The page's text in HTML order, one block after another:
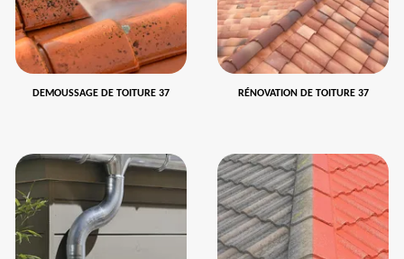
DEMOUSSAGE DE TOITURE 37 RÉNOVATION DE TOITURE 37